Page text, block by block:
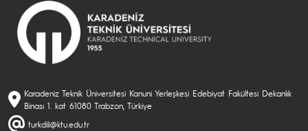
Karadeniz Teknik Üniversitesi Kanuni Yerleşkesi Edebiyat Fakültesi Dekanlık
Binası 1. kat 61080 Trabzon, Türkiye
turkdili@ktu.edu.tr